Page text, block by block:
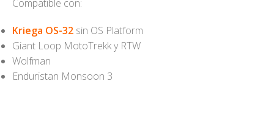
Compatible con:
Kriega OS-32 sin OS Platform
Giant Loop MotoTrekk y RTW
Wolfman
Enduristan Monsoon 3